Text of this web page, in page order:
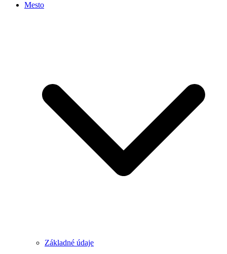
Mesto
Základné údaje